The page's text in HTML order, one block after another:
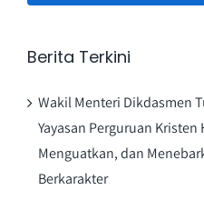
Berita Terkini
Wakil Menteri Dikdasmen
Yayasan Perguruan
Menguatkan, dan
Berkarakter